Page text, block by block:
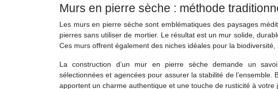
Murs en pierre sèche : méthode
Les murs en pierre sèche sont emblématiques des paysages
pierres sans utiliser de mortier. Le résultat est un mur solide,
Ces murs offrent également des niches idéales pour la
La construction d’un mur en pierre sèche demande un
sélectionnées et agencées pour assurer la stabilité de
apportent un charme authentique et une touche de rusticité à votre